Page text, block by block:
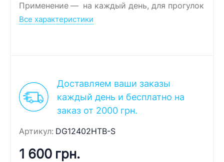
Применение
на каждый день, для прогулок
Все характеристики
Доставляем ваши заказы
каждый день и бесплатно на
заказ от 2000 грн.
Артикул: DG12402HTB-S
1 600 грн.